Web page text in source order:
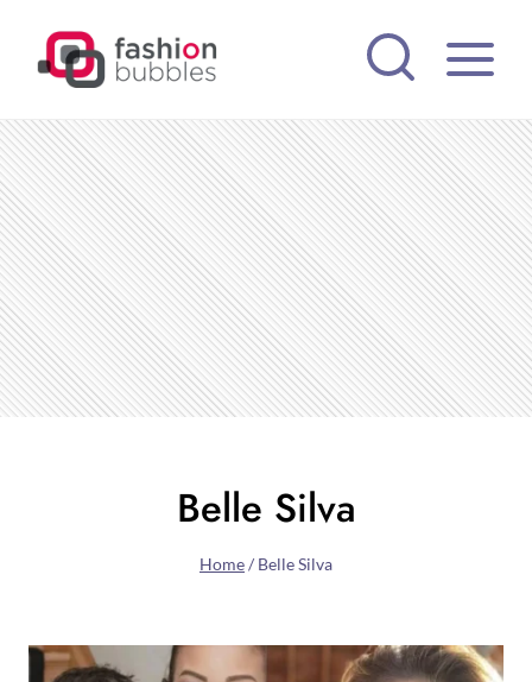
Belle Silva
Home/ Belle Silva